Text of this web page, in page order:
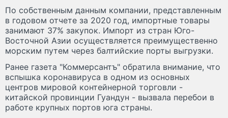
По собственным данным компании, представленным
в годовом отчете за 2020 год, импортные товары
занимают 37% закупок. Импорт из стран Юго-
Восточной Азии осуществляется преимущественно
морским путем через балтийские порты выгрузки.
Ранее газета "Коммерсантъ" обратила внимание, что
вспышка коронавируса в одном из основных
центров мировой контейнерной торговли -
китайской провинции Гуандун - вызвала перебои в
работе крупных портов юга страны.